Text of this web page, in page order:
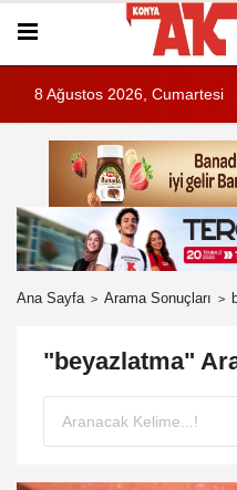
8 Ağustos 2026, Cumartesi
Ana Sayfa Arama Sonuçları
"beyazlatma"